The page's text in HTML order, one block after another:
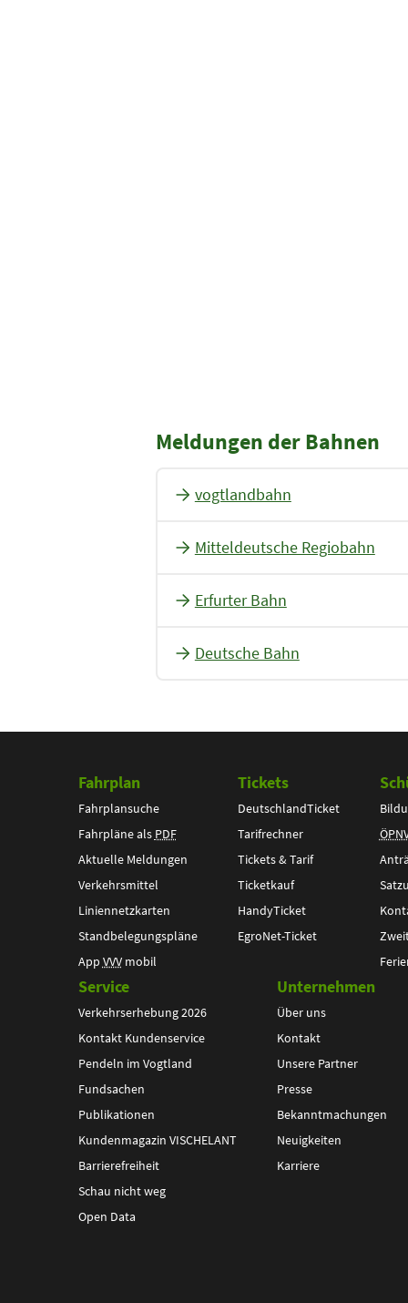
Meldungen der Bahnen
vogtlandbahn
Mitteldeutsche Regiobahn
Erfurter Bahn
Deutsche Bahn
Fahrplan
Fahrplansuche
Fahrpläne als PDF
Aktuelle Meldungen
Verkehrsmittel
Liniennetzkarten
Standbelegungspläne
App VVVmobil
Tickets
DeutschlandTicket
Tarifrechner
Tickets & Tarif
Ticketkauf
HandyTicket
EgroNet-Ticket
Service
Verkehrserhebung 2026
Kontakt Kundenservice
Pendeln im Vogtland
Fundsachen
Publikationen
Kundenmagazin VISCHELANT
Barrierefreiheit
Schau nicht weg
Open Data
Unternehmen
Über uns
Kontakt
Unsere Partner
Presse
Bekanntmachungen
Neuigkeiten
Karriere